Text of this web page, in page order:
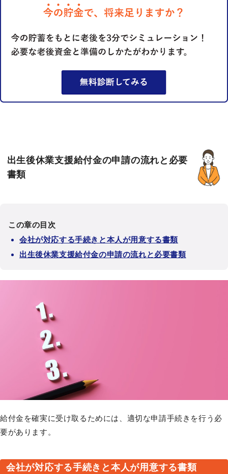
出生後休業支援給付金の申請の流れと必要
書類
この章の目次
会社が対応する手続きと本人が用意する書類
出生後休業支援給付金の申請の流れと必要書類
給付金を確実に受け取るためには、適切な申請手続きを行う必
要があります。
会社が対応する手続きと本人が用意する書類